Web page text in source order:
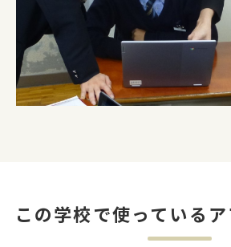
この学校で使っている